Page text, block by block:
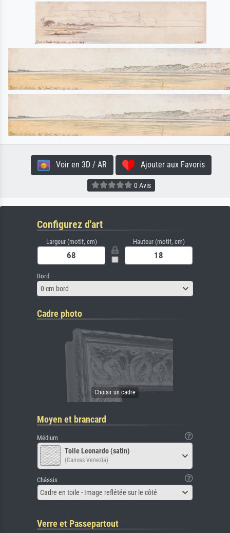
Voir en 3D / AR Ajouter aux Favoris
0 Avis
Configurez d'art
Largeur (motif, cm) Hauteur (motif, cm)
Bord
0 cm bord
Cadre photo
Moyen et brancard
Médium
Toile Leonardo (satin)
(Canvas Venezia)
Châssis
Cadre en toile - Image reflétée sur le côté
Verre et Passepartout